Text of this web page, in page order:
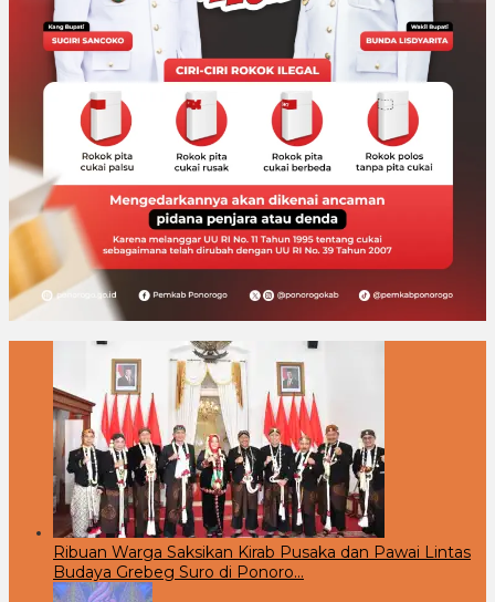
Ribuan Warga Saksikan Kirab Pusaka dan Pawai Lintas
Budaya Grebeg Suro di Ponoro…